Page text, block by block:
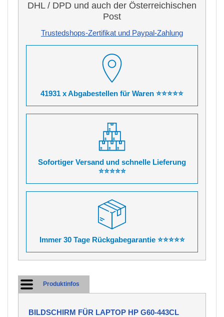
DHL / DPD und auch der Österreichischen
Post
Trustedshops-Zertifikat und Paypal-Zahlung
41931 x Abgabestellen für Waren ⭐⭐⭐⭐⭐
Sofortiger Versand und schnelle Lieferung
⭐⭐⭐⭐⭐
Immer 30 Tage Rückgabegarantie ⭐⭐⭐⭐⭐
Produktinfos
BILDSCHIRM FÜR LAPTOP HP G60-443CL